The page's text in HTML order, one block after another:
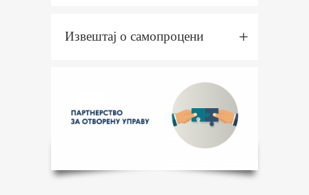
Извештај о самопроцени